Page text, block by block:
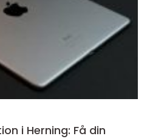
i Herning: Få din